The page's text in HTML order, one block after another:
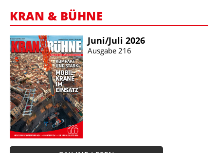
KRAN & BÜHNE
Juni/​Juli 2026
Ausgabe 216